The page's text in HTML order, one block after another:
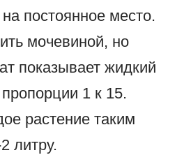
постоянное место.
мочевиной, но
показывает жидкий
1 к 15.
растение таким
литру.